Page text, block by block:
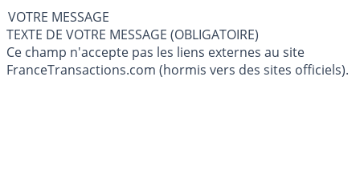
VOTRE MESSAGE
TEXTE DE VOTRE MESSAGE (OBLIGATOIRE)
Ce champ n'accepte pas les liens externes au site
FranceTransactions.com (hormis vers des sites officiels).